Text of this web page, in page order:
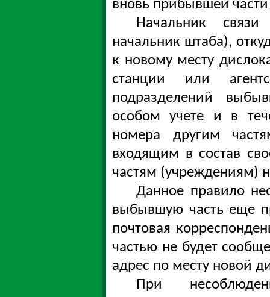
вновь прибывшей
Начальник
начальник штаба),
к новому месту
станции или
подразделений
особом учете и в
номера другим
входящим в состав
частям (учреждениям)
Данное правило
выбывшую часть еще
почтовая
частью не будет
адрес по месту новой
При